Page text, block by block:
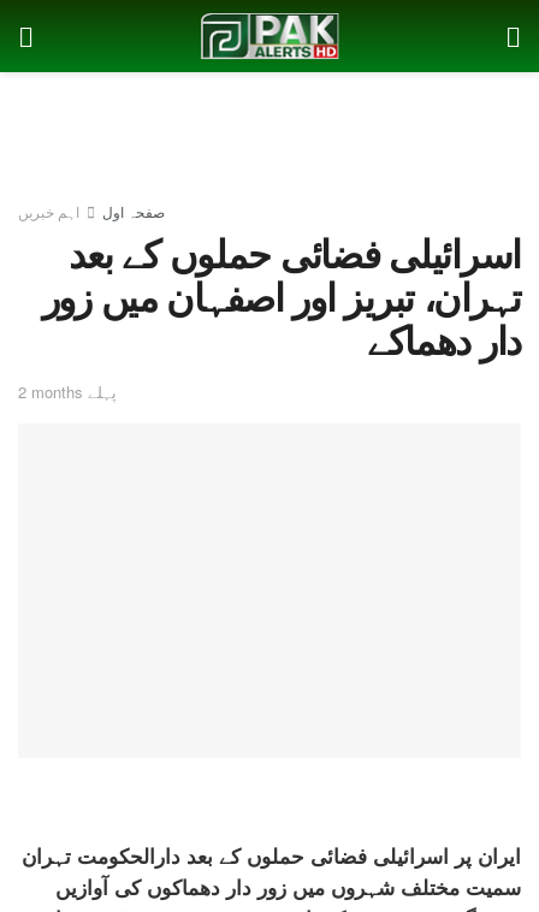
صفحہ اول اہم خبریں
اسرائیلی فضائی حملوں کے بعد
تہران، تبریز اور اصفہان میں زور
دار دھماکے
2 months پہلے
ایران پر اسرائیلی فضائی حملوں کے بعد دارالحکومت تہران
سمیت مختلف شہروں میں زور دار دھماکوں کی آوازیں